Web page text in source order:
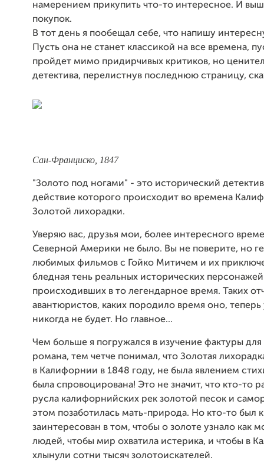
намерением прикупить что-то интересное. И
покупок.
В тот день я пообещал себе, что напишу
Пусть она не станет классикой на все времена,
пройдет мимо придирчивых критиков, но
детектива, перелистнув последнюю страницу,
Сан-Франциско, 1847
"Золото под ногами" - это исторический
действие которого происходит во времена
Золотой лихорадки.
Уверяю вас, друзья мои, более интересного
Северной Америки не было. Вы не поверите, но
любимых фильмов с Гойко Митичем и их
бледная тень реальных исторических
происходивших в то легендарное время. Таких
авантюристов, каких породило время оно,
никогда не будет. Но главное...
Чем больше я погружался в изучение фактуры
романа, тем четче понимал, что Золотая
в Калифорнии в 1848 году, не была явлением
была спровоцирована! Это не значит, что кто-то
русла калифорнийских рек золотой песок и
этом позаботилась мать-природа. Но кто-то был
заинтересован в том, чтобы о золоте узнало как
людей, чтобы мир охватила истерика, и чтобы в
хлынули сотни тысяч золотоискателей.